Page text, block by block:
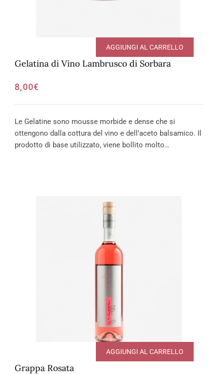
Gelatina di Vino Lambrusco di Sorbara
8,00€
AGGIUNGI AL CARRELLO
Le Gelatine sono mousse morbide e dense che si
ottengono dalla cottura del vino e dell’aceto balsamico. Il
prodotto di base utilizzato, viene bollito molto…
Grappa Rosata
AGGIUNGI AL CARRELLO